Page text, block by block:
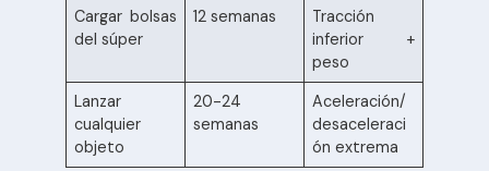
Cargar bolsas
del súper
12 semanas
Tracción
inferior +
peso
Lanzar
cualquier
objeto
20-24
semanas
Aceleración/
desaceleraci
ón extrema